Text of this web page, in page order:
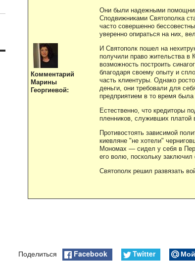
Комментарий
Марины
Георгиевой:
Они были надежными
Сподвижниками Святополка
часто совершенно
уверенно опираться на них,
И Святополк пошел на
получили право жительства в
возможность построить
благодаря своему опыту и
часть клиентуры. Однако
деньги, они требовали для
предприятием в то время была
Естественно, что кредиторы
пленников, служивших платой
Противостоять зависимой
киевляне "не хотели"
Мономах — сидел у себя в
его волю, поскольку заключил
Святополк решил развязать
Поделиться Facebook Twitter